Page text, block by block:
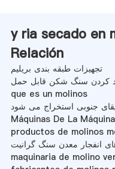
y ria secado en
Relación
تجهیزات طبقه بندی بریلیم
کردن سنگ شکن قابل حمل
que es un molinos
جنوبی استخراج می شود
Máquinas De La
productos de molinos
انفجار معدن سنگ گرانیت
maquinaria de molino